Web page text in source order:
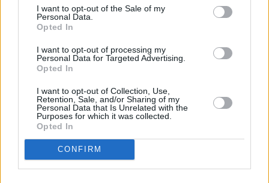
cualquier momento entrando de nuevo en este sitio web o
visitando nuestra política de privacidad.
I want to opt-out of the Sale of my
Personal Data.
Opted In
I want to opt-out of processing my
Personal Data for Targeted Advertising.
Opted In
I want to opt-out of Collection, Use,
Retention, Sale, and/or Sharing of my
Personal Data that Is Unrelated with the
Purposes for which it was collected.
Opted In
CONFIRM